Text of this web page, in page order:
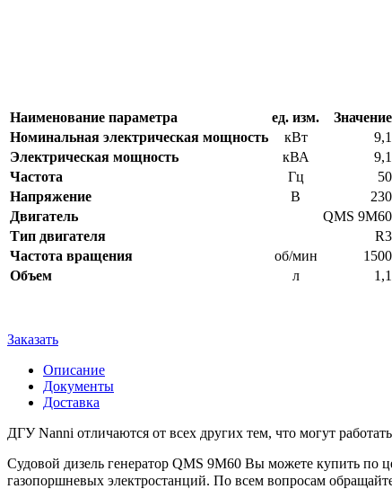
Наименование параметра ед. изм.
Значение
Номинальная электрическая мощность
кВт
9,1
Электрическая мощность
кВА
9,1
Частота
Гц
50
Напряжение
В
230
Двигатель
QMS 9M60
Тип двигателя
R3
Частота вращения
об/мин
1500
Объем
л 1,1
Заказать
Описание
Документы
Доставка
ДГУ Nanni отличаются от всех других тем, что могут
Судовой дизель генератор QMS 9M60 Вы можете купить по
газопоршневых электростанций. По всем вопросам